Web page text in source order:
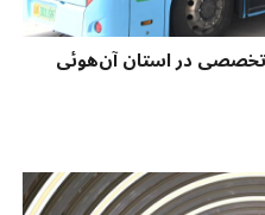
در استان آن‌هوئی